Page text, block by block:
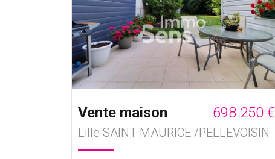
Vente maison 698 250 €
Lille SAINT MAURICE /PELLEVOISIN